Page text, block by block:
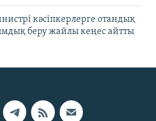
кәсіпкерлерге отандық
беру жайлы кеңес айтты